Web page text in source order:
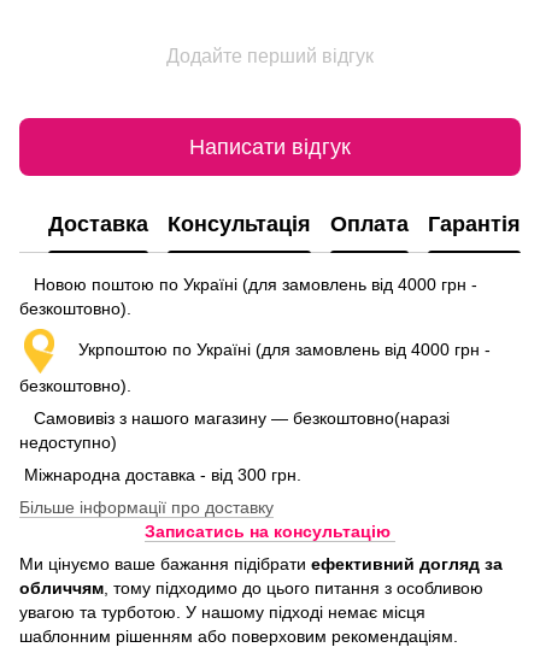
Додайте перший відгук
Написати відгук
Доставка Консультація Оплата Гарантія
Новою поштою по Україні (для замовлень від 4000 грн -
безкоштовно).
Укрпоштою по Україні (для замовлень від 4000 грн -
безкоштовно).
Самовивіз з нашого магазину — безкоштовно(наразі
недоступно)
Міжнародна доставка - від 300 грн.
Більше інформації про доставку
Записатись на консультацію
Ми цінуємо ваше бажання підібрати ефективний догляд за
обличчям , тому підходимо до цього питання з особливою
увагою та турботою. У нашому підході немає місця
шаблонним рішенням або поверховим рекомендаціям.